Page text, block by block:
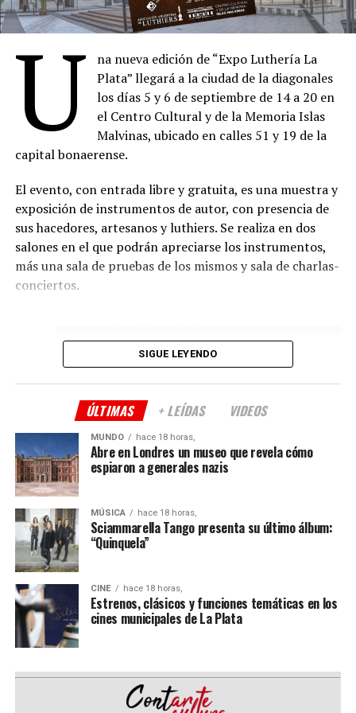
Cristina Banegas y Carmen Baliero. Espectáculo musical
que rescata y presenta públicamente una obra
temprana y poco conocida del emblemático compositor
austro-argentino Guillermo Gräetzer. El proyecto
propone recuperar e interpretar el Primer cuaderno de
canciones para canto y piano (1935-1939) de acuerdo
con la versión original del manuscrito. Se trata de su
primer cuaderno de canciones, compuesto durante sus
primer año en Buenos Aires, sobre textos de Hesse,
Rilke, Klabund, Bethge, Heine y Hille.
Sábado 15.08, 18 h en la Capilla
Compañía Oblicua con dirección de Marcelo Delgado.
Lautaro Abrego(clarinetes), Carolina Cervetto (saxos),
Elena Buchbinder (violín), Fabio Loverso (violonchelo),
Diego Ruiz (piano), Gonzalo Pérez Terranova
(vibráfono), Daniela Cervetto (percusión), Andrés
Vaccarelli (guitarra eléctrica), Lucía Lalanne (soprano) y
Nati Iñón(narración).
Jueves 20.08, 19 h en el Laboratorio de Investigación
y Producción Musical
Ni-va ensamble & Stellan Veloce: Impromptu.
Improvisación electrónica + violonchelo. Concierto de
improvisación electroacústica en cuatro actos para
cuarteto de laptops y violonchelo. Plantea la
interacción en tiempo real entre el ensamble y el
instrumento acústico mediante sintetizadores,
muestreo y algoritmos propios.
Jueves 27.08, 19 h en el Laboratorio de Investigación
y Producción Musical
sin cargo mediante reserva previa, aunque el público
correspondiente en cada milonga, sujeto a la capacidad
La programación completa y los formularios para
reservar entradas gratuitas pueden consultarse en el
sitio oficial de la Semana de las Milongas.
Comparte esto:
U
na nueva edición de “Expo Luthería La
Plata” llegará a la ciudad de la diagonales
los días 5 y 6 de septiembre de 14 a 20 en
el Centro Cultural y de la Memoria Islas
Malvinas, ubicado en calles 51 y 19 de la
capital bonaerense.
El evento, con entrada libre y gratuita, es una muestra y
exposición de instrumentos de autor, con presencia de
sus hacedores, artesanos y luthiers. Se realiza en dos
salones en el que podrán apreciarse los instrumentos,
más una sala de pruebas de los mismos y sala de charlas-
conciertos.
SIGUE LEYENDO
ÚLTIMAS + LEÍDAS VIDEOS
MUNDO hace 18 horas,
Abre en Londres un museo que revela cómo
espiaron a generales nazis
MÚSICA hace 18 horas,
Sciammarella Tango presenta su último álbum:
“Quinquela”
CINE hace 18 horas,
Estrenos, clásicos y funciones temáticas en los
cines municipales de La Plata